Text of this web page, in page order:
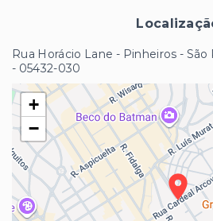
Rua Horácio Lane - Pinheiros -
- 05432-030
+
−